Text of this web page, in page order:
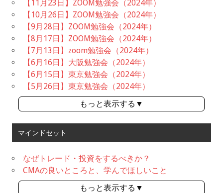
【11月23日】ZOOM勉強会（2024年）
【10月26日】ZOOM勉強会（2024年）
【9月28日】ZOOM勉強会（2024年）
【8月17日】ZOOM勉強会（2024年）
【7月13日】zoom勉強会（2024年）
【6月16日】大阪勉強会（2024年）
【6月15日】東京勉強会（2024年）
【5月26日】東京勉強会（2024年）
もっと表示する▼
マインドセット
なぜトレード・投資をするべきか？
CMAの良いところと、学んでほしいこと
もっと表示する▼